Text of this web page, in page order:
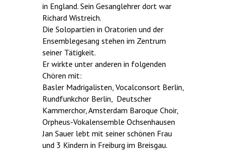
in England. Sein Gesanglehrer dort war
Richard Wistreich.
Die Solopartien in Oratorien und der
Ensemblegesang stehen im Zentrum
seiner Tätigkeit.
Er wirkte unter anderen in folgenden
Chören mit:
Basler Madrigalisten, Vocalconsort Berlin,
Rundfunkchor Berlin, Deutscher
Kammerchor, Amsterdam Baroque Choir,
Orpheus-Vokalensemble Ochsenhausen
Jan Sauer lebt mit seiner schönen Frau
und 3 Kindern in Freiburg im Breisgau.